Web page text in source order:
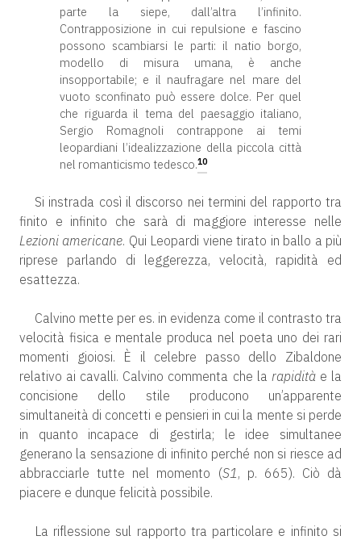
parte la siepe, dall’altra l’infinito.
Contrapposizione in cui repulsione e fascino
possono scambiarsi le parti: il natio borgo,
modello di misura umana, è anche
insopportabile; e il naufragare nel mare del
vuoto sconfinato può essere dolce. Per quel
che riguarda il tema del paesaggio italiano,
Sergio Romagnoli contrappone ai temi
leopardiani l’idealizzazione della piccola città
nel romanticismo tedesco.10
Si instrada così il discorso nei termini del rapporto tra
finito e infinito che sarà di maggiore interesse nelle
Lezioni americane. Qui Leopardi viene tirato in ballo a più
riprese parlando di leggerezza, velocità, rapidità ed
esattezza.
Calvino mette per es. in evidenza come il contrasto tra
velocità fisica e mentale produca nel poeta uno dei rari
momenti gioiosi. È il celebre passo dello Zibaldone
relativo ai cavalli. Calvino commenta che la rapiditàe la
concisione dello stile producono un’apparente
simultaneità di concetti e pensieri in cui la mente si perde
in quanto incapace di gestirla; le idee simultanee
generano la sensazione di infinito perché non si riesce ad
abbracciarle tutte nel momento (S1, p. 665). Ciò dà
piacere e dunque felicità possibile.
La riflessione sul rapporto tra particolare e infinito si